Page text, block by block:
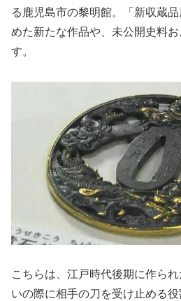
る鹿児島市の黎明館。「新収蔵
めた新たな作品や、未公開史料
す。
こちらは、江戸時代後期に作ら
いの際に相手の刀を受け止める